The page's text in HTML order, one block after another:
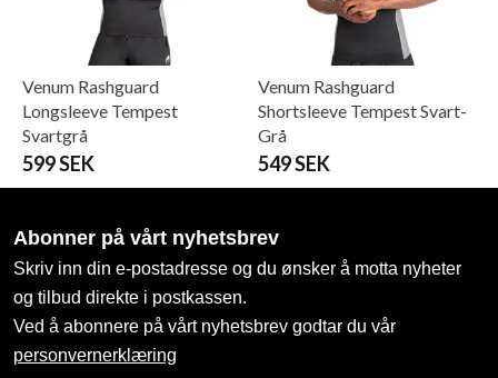
Venum Rashguard
Longsleeve Tempest
Svartgrå
599 SEK
Venum Rashguard
Shortsleeve Tempest Svart-
Grå
549 SEK
Abonner på vårt nyhetsbrev
Skriv inn din e-postadresse og du ønsker å motta nyheter
og tilbud direkte i postkassen.
Ved å abonnere på vårt nyhetsbrev godtar du vår
personvernerklæring